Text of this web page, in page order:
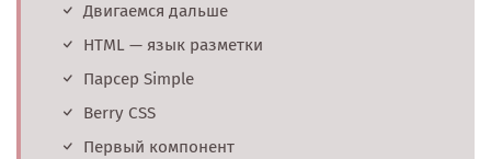
Двигаемся дальше
HTML — язык разметки
Парсер Simple
Berry CSS
Первый компонент